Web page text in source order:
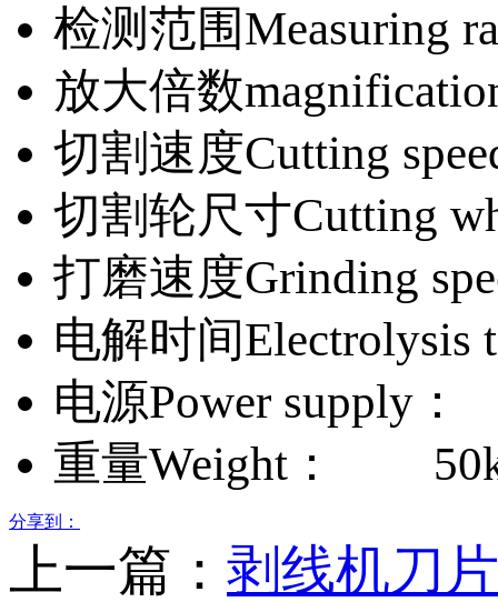
检测范围Measuring
放大倍数
切割速度Cutting
切割轮尺寸Cutting
打磨速度Grinding
电解时间
电源Power supply
重量Weight：
分享到：
上一篇： 剥线机刀片